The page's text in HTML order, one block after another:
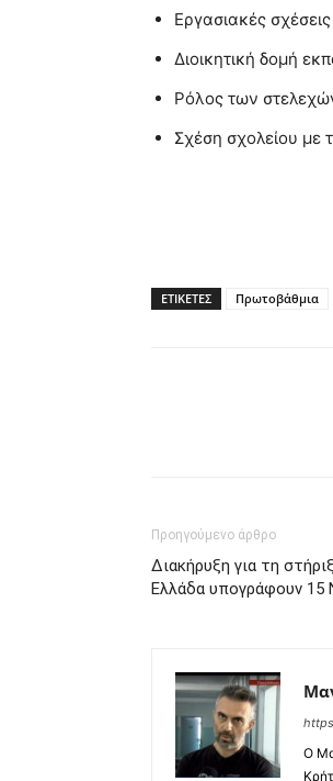
Εργασιακές
Διοικητική δομή
Ρόλος των
Σχέση σχολείου με
ΕΤΙΚΕΤΕΣ Πρωτοβάθμια
Προηγούμενο άρθρο
Διακήρυξη για τη
Ελλάδα υπογράφουν 15
Ο